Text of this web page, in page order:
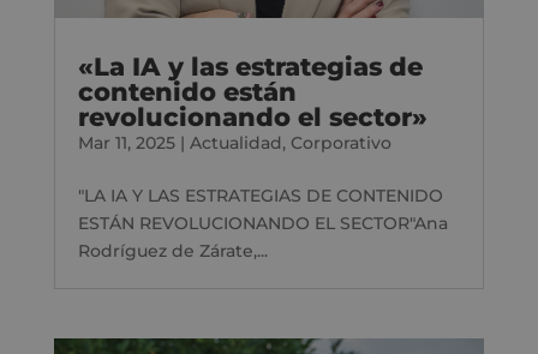
«La IA y las estrategias de
contenido están
revolucionando el sector»
Mar 11, 2025| Actualidad, Corporativo
"LA IA Y LAS ESTRATEGIAS DE CONTENIDO
ESTÁN REVOLUCIONANDO EL SECTOR"Ana
Rodríguez de Zárate,...